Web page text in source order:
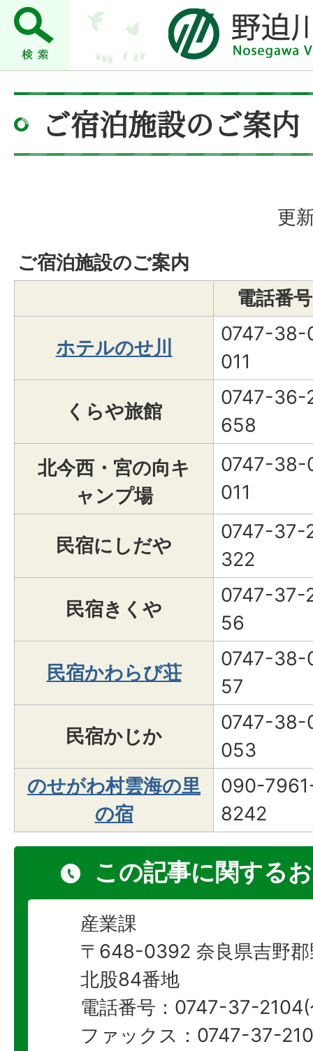
ご宿泊施設のご案内
更
ご宿泊施設のご案内
電話番号
ホテルのせ川
0747-38-
011
くらや旅館
0747-36-
658
北今西・宮の向キ
ャンプ場
0747-38-
011
民宿にしだや
0747-37-
322
民宿きくや
0747-37-
56
民宿かわらび荘
0747-38-
57
民宿かじか
0747-38-
053
のせがわ村雲海の里
の宿
090-
8242
この記事に関する
産業課
〒648-0392 奈良県吉野郡
北股84番地
電話番号：0747-37-
ファックス：0747-37-